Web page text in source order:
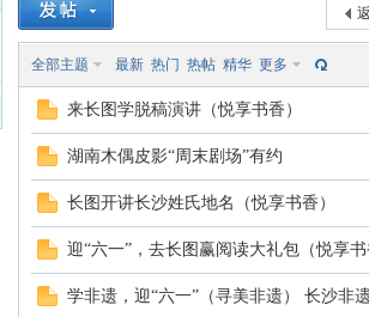
全部主题 最新 热门 热帖 精华 更多
来长图学脱稿演讲（悦享书香）
湖南木偶皮影“周末剧场”有约
长图开讲长沙姓氏地名（悦享书香）
迎“六一”，去长图赢阅读大礼包（悦享
学非遗，迎“六一”（寻美非遗） 长沙非